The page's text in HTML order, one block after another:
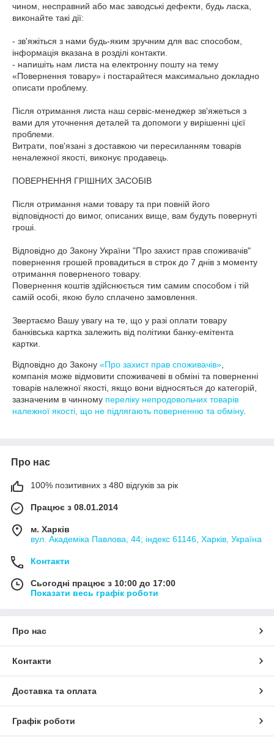
чином, несправний або має заводські дефекти, будь ласка,
виконайте такі дії:
- зв'яжіться з нами будь-яким зручним для вас способом,
інформація вказана в розділі контакти.
- напишіть нам листа на електронну пошту на тему
«Повернення товару» і постарайтеся максимально докладно
описати проблему.
Після отримання листа наш сервіс-менеджер зв'яжеться з
вами для уточнення деталей та допомоги у вирішенні цієї
проблеми.
Витрати, пов'язані з доставкою чи пересиланням товарів
неналежної якості, виконує продавець.
ПОВЕРНЕННЯ ГРІШНИХ ЗАСОБІВ
Після отримання нами товару та при повній його
відповідності до вимог, описаних вище, вам будуть повернуті
гроші.
Відповідно до Закону України "Про захист прав споживачів"
повернення грошей провадиться в строк до 7 днів з моменту
отримання поверненого товару.
Повернення коштів здійснюється тим самим способом і тій
самій особі, якою було сплачено замовлення.
Звертаємо Вашу увагу на те, що у разі оплати товару
банківська картка залежить від політики банку-емітента
картки.
Відповідно до Закону «Про захист прав споживачів»
компанія може відмовити споживачеві в обміні та поверненні
товарів належної якості, якщо вони відносяться до категорій,
зазначеним в чинному переліку непродовольчих товарів
належної якості, що не підлягають поверненню та обміну.
Про нас
100% позитивних з 480 відгуків за рік
Працює з 08.01.2014
м. Харків
вул. Академіка Павлова, 44; індекс 61146, Харків, Україна
Контакти
Сьогодні працює з 10:00 до 17:00
Показати весь графік роботи
Про нас
Контакти
Доставка та оплата
Графік роботи